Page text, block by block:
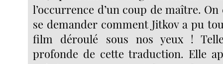
l’occurrence d’un coup de maître.
se demander comment Jitkov a pu
film déroulé sous nos yeux !
profonde de cette traduction. Elle